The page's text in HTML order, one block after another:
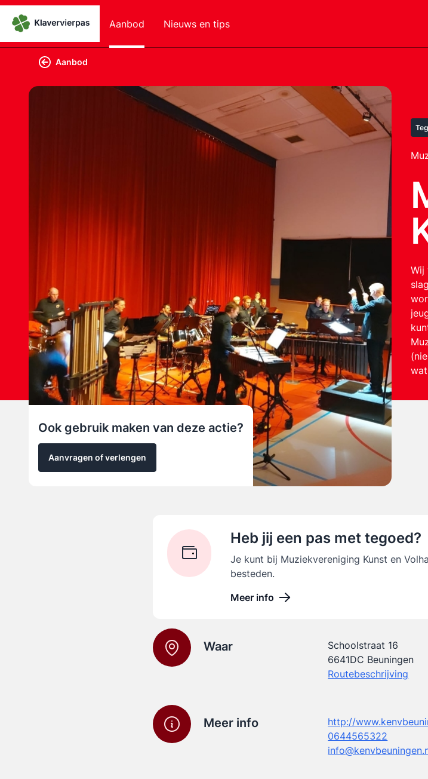
Aanbod Nieuws en tips
Aanbod
Wij
Ook gebruik maken van deze actie?
Aanvragen of verlengen
Heb jij een pas met tegoed?
Je kunt bij Muziekvereniging Kunst en
besteden.
Meer info
Waar
Schoolstraat 16
6641DC Beuningen
Routebeschrijving
Meer info
http://
0644565322